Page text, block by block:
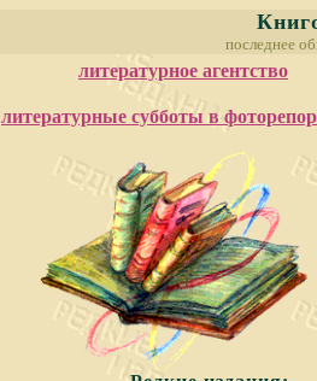
последнее
литературное агентство
литературные субботы в